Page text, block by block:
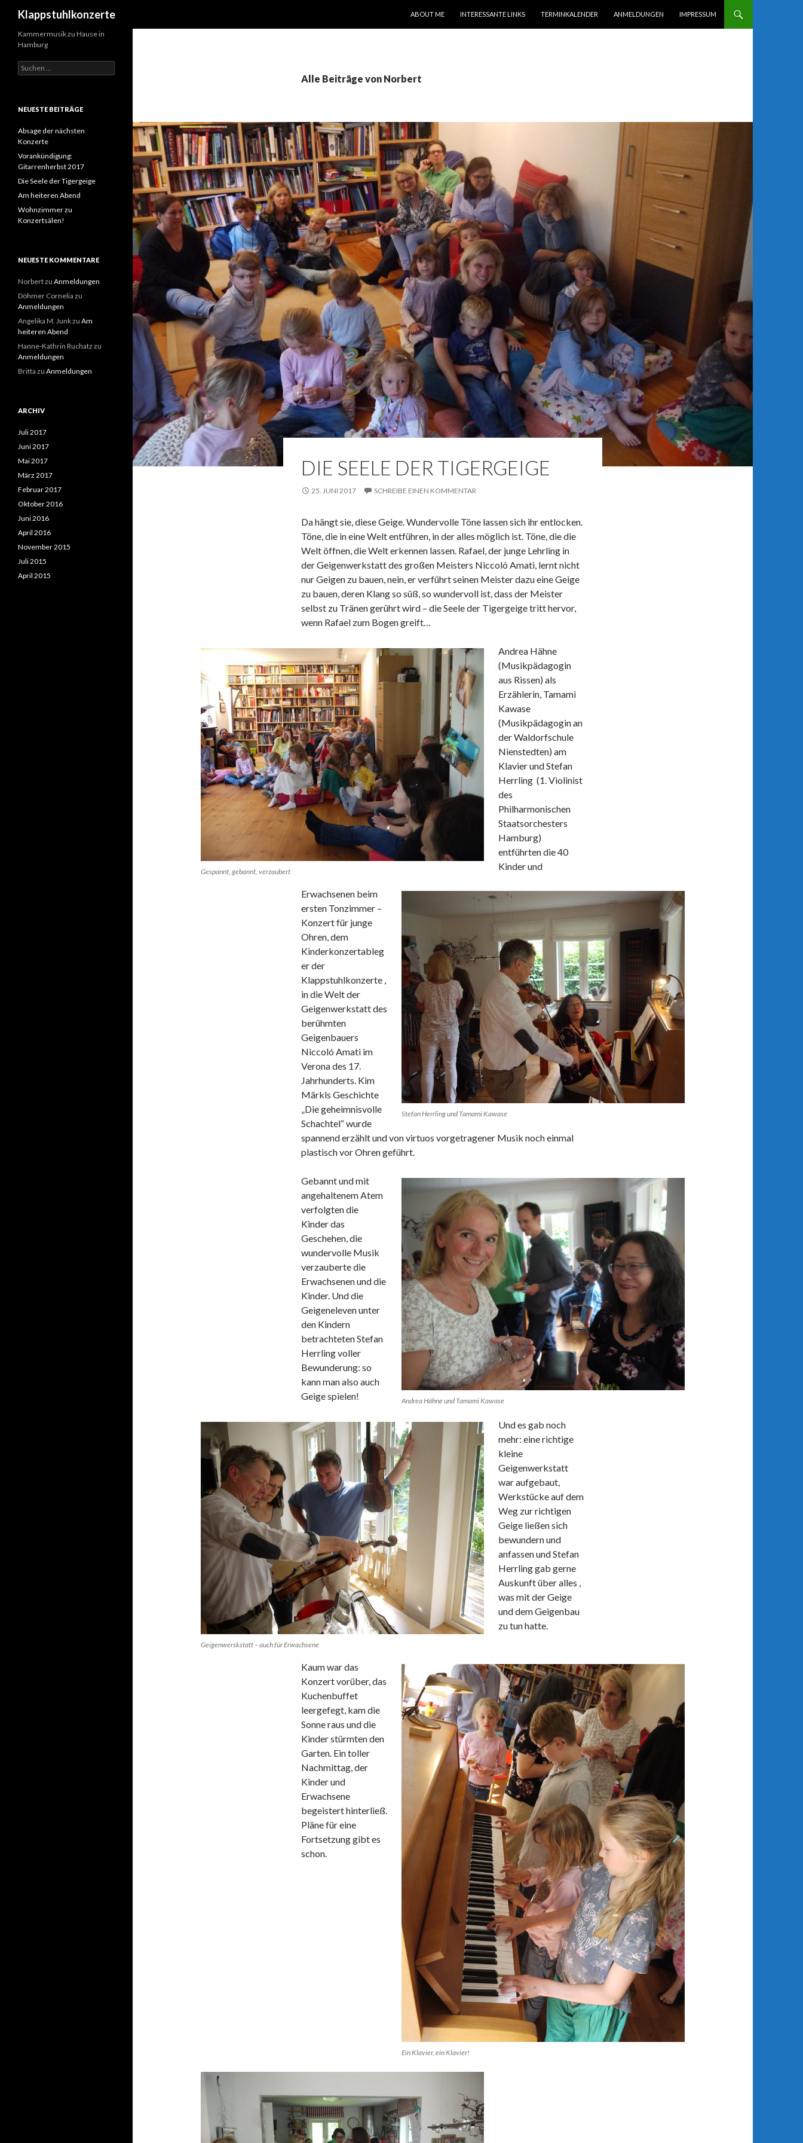
Klappstuhlkonzerte
ABOUT ME
INTERESSANTE LINKS TERMINKALENDER ANMELDUNGEN IMPRESSUM
Alle Beiträge von Norbert
DIE SEELE DER TIGERGEIGE
25. JUNI 2017 SCHREIBE EINEN KOMMENTAR
Da hängt sie, diese Geige. Wundervolle Töne lassen sich ihr entlocken.
Töne, die in eine Welt entführen, in der alles möglich ist. Töne, die die
Welt öffnen, die Welt erkennen lassen. Rafael, der junge Lehrling in
der Geigenwerkstatt des großen Meisters Niccoló Amati, lernt nicht
nur Geigen zu bauen, nein, er verführt seinen Meister dazu eine Geige
zu bauen, deren Klang so süß, so wundervoll ist, dass der Meister
selbst zu Tränen gerührt wird – die Seele der Tigergeige tritt hervor,
wenn Rafael zum Bogen greift…
Gespannt, gebannt, verzaubert
Stefan Herrling und Tamami Kawase
Andrea Hähne
(Musikpädagogin
aus Rissen) als
Erzählerin, Tamami
Kawase
(Musikpädagogin an
der Waldorfschule
Nienstedten) am
Klavier und Stefan
Herrling (1. Violinist
des
Philharmonischen
Staatsorchesters
Hamburg)
entführten die 40
Kinder und
Erwachsenen beim
ersten Tonzimmer –
Konzert für junge
Ohren, dem
Kinderkonzertableg
er der
Klappstuhlkonzerte ,
in die Welt der
Geigenwerkstatt des
berühmten
Geigenbauers
Niccoló Amati im
Verona des 17.
Jahrhunderts. Kim
Märkls Geschichte
„Die geheimnisvolle
Schachtel“ wurde
spannend erzählt und von virtuos vorgetragener Musik noch einmal
plastisch vor Ohren geführt.
Andrea Hähne und Tamami Kawase
Gebannt und mit
angehaltenem Atem
verfolgten die
Kinder das
Geschehen, die
wundervolle Musik
verzauberte die
Erwachsenen und die
Kinder. Und die
Geigeneleven unter
den Kindern
betrachteten Stefan
Herrling voller
Bewunderung: so
kann man also auch
Geige spielen!
Geigenwerskstatt – auch für Erwachsene
Und es gab noch
mehr: eine richtige
kleine
Geigenwerkstatt
war aufgebaut,
Werkstücke auf dem
Weg zur richtigen
Geige ließen sich
bewundern und
anfassen und Stefan
Herrling gab gerne
Auskunft über alles ,
was mit der Geige
und dem Geigenbau
zu tun hatte.
Ein Klavier, ein Klavier!
Kaum war das
Konzert vorüber, das
Kuchenbuffet
leergefegt, kam die
Sonne raus und die
Kinder stürmten den
Garten. Ein toller
Nachmittag, der
Kinder und
Erwachsene
begeistert hinterließ.
Pläne für eine
Fortsetzung gibt es
schon.
Kammermusik zu Hause in
Hamburg
u
e
n
a
c
h
NEUESTE BEITRÄGE
Absage der nächsten
Konzerte
Vorankündigung:
Gitarrenherbst 2017
Die Seele der Tigergeige
Am heiteren Abend
Wohnzimmer zu
Konzertsälen!
NEUESTE KOMMENTARE
Norbertzu Anmeldungen
Döhmer Cornelia zu
Anmeldungen
Angelika M. Junkzu Am
heiteren Abend
Hanne-Kathrin Ruchatz zu
Anmeldungen
Britta zu Anmeldungen
ARCHIV
Juli 2017
Juni 2017
Mai 2017
März 2017
Februar 2017
Oktober 2016
Juni 2016
April 2016
November 2015
Juli 2015
April 2015